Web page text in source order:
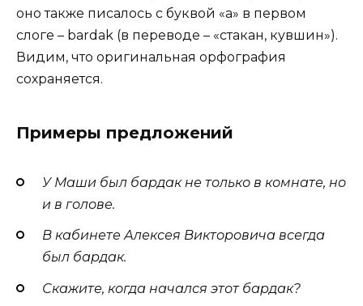
оно также писалось с буквой «а» в первом
слоге – bardak (в переводе – «стакан, кувшин»).
Видим, что оригинальная орфография
сохраняется.
Примеры предложений
У Маши был бардак не только в комнате, но
и в голове.
В кабинете Алексея Викторовича всегда
был бардак.
Скажите, когда начался этот бардак?